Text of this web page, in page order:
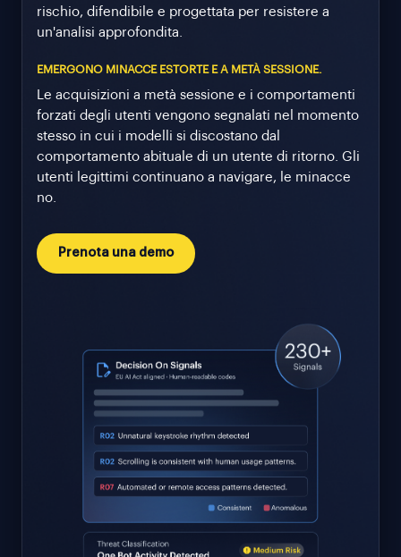
rischio, difendibile e progettata per resistere a
un'analisi approfondita.
EMERGONO MINACCE ESTORTE E A METÀ SESSIONE.
Le acquisizioni a metà sessione e i comportamenti
forzati degli utenti vengono segnalati nel momento
stesso in cui i modelli si discostano dal
comportamento abituale di un utente di ritorno. Gli
utenti legittimi continuano a navigare, le minacce
no.
Prenota una demo